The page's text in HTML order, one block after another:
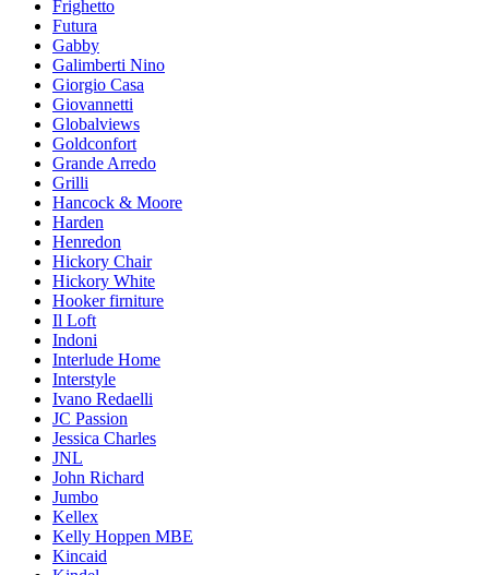
Frighetto
Futura
Gabby
Galimberti Nino
Giorgio Casa
Giovannetti
Globalviews
Goldconfort
Grande Arredo
Grilli
Hancock & Moore
Harden
Henredon
Hickory Chair
Hickory White
Hooker firniture
Il Loft
Indoni
Interlude Home
Interstyle
Ivano Redaelli
JC Passion
Jessica Charles
JNL
John Richard
Jumbo
Kellex
Kelly Hoppen MBE
Kincaid